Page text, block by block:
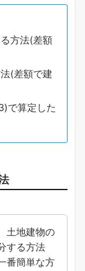
方法(差額
(差額で建
で算定した
土地建物の
する方法
番簡単な方